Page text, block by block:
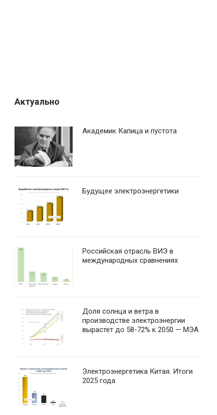
я
Актуально
Академик Капица и пустота
Будущее электроэнергетики
Российская отрасль ВИЭ в
международных сравнениях
Доля солнца и ветра в
производстве электроэнергии
вырастет до 58-72% к 2050 — МЭА
Электроэнергетика Китая. Итоги
2025 года